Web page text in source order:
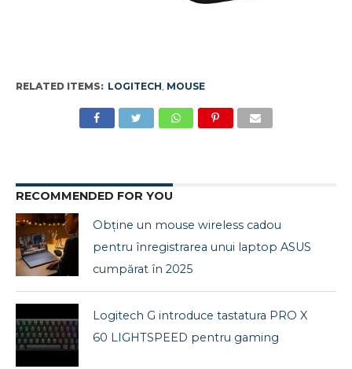
RELATED ITEMS: LOGITECH MOUSE
RECOMMENDED FOR YOU
Obține un mouse wireless cadou
pentru înregistrarea unui laptop ASUS
cumpărat în 2025
Logitech G introduce tastatura PRO X
60 LIGHTSPEED pentru gaming